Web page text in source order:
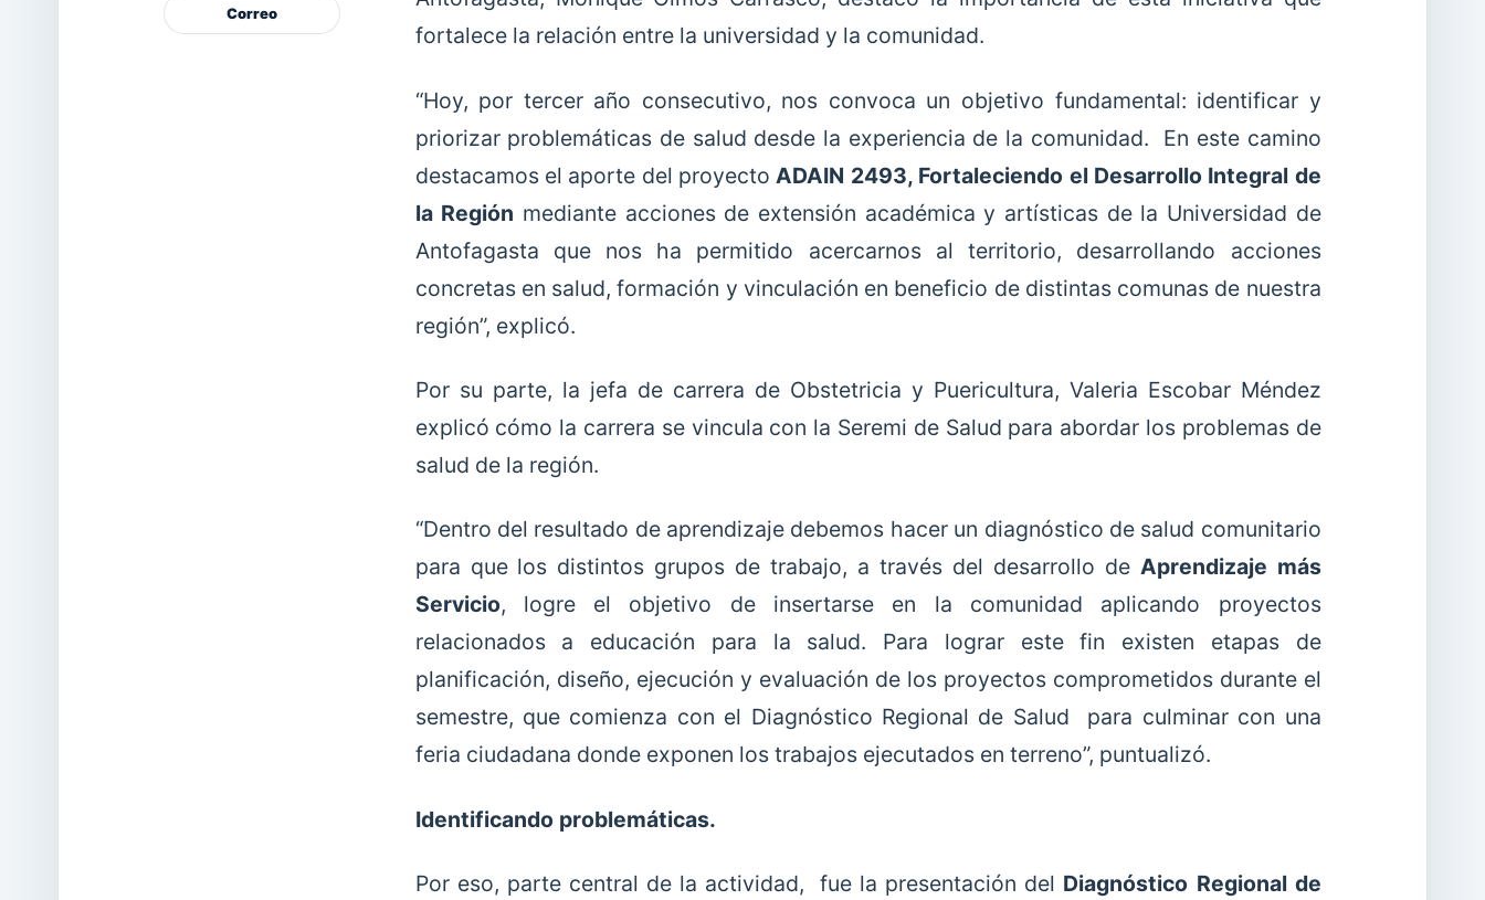
Correo
fortalece la relación entre la universidad y la comunidad.
“Hoy, por tercer año consecutivo, nos convoca un objetivo fundamental: identificar y
priorizar problemáticas de salud desde la experiencia de la comunidad. En este camino
destacamos el aporte del proyecto ADAIN 2493, Fortaleciendo el Desarrollo Integral de
la Región mediante acciones de extensión académica y artísticas de la Universidad de
Antofagasta que nos ha permitido acercarnos al territorio, desarrollando acciones
concretas en salud, formación y vinculación en beneficio de distintas comunas de nuestra
región”, explicó.
Por su parte, la jefa de carrera de Obstetricia y Puericultura, Valeria Escobar Méndez
explicó cómo la carrera se vincula con la Seremi de Salud para abordar los problemas de
salud de la región.
“Dentro del resultado de aprendizaje debemos hacer un diagnóstico de salud comunitario
para que los distintos grupos de trabajo, a través del desarrollo de Aprendizaje más
Servicio, logre el objetivo de insertarse en la comunidad aplicando proyectos
relacionados a educación para la salud. Para lograr este fin existen etapas de
planificación, diseño, ejecución y evaluación de los proyectos comprometidos durante el
semestre, que comienza con el Diagnóstico Regional de Salud para culminar con una
feria ciudadana donde exponen los trabajos ejecutados en terreno”, puntualizó.
Identificando problemáticas.
Por eso, parte central de la actividad, fue la presentación del Diagnóstico Regional de